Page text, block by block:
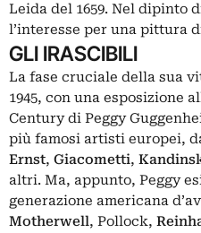
Leida del 1659. Nel dipinto
l’interesse per una pittura
GLI IRASCIBILI
La fase cruciale della sua
1945, con una esposizione
Century di Peggy
più famosi artisti europei,
Ernst, Giacometti,
altri. Ma, appunto, Peggy
generazione americana
Motherwell, Pollock,